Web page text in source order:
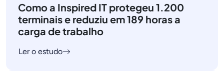
Como a Inspired IT protegeu 1.200
terminais e reduziu em 189 horas a
carga de trabalho
Ler o estudo